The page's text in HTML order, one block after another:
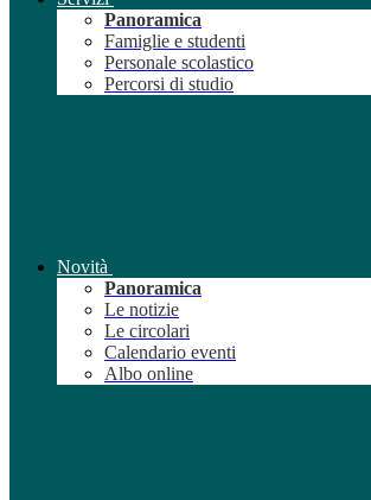
Panoramica
Famiglie e studenti
Personale scolastico
Percorsi di studio
Novità
Panoramica
Le notizie
Le circolari
Calendario eventi
Albo online